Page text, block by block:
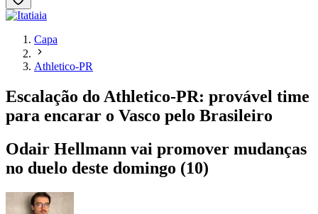
Capa
Athletico-PR
Escalação do Athletico-PR: provável time
para encarar o Vasco pelo Brasileiro
Odair Hellmann vai promover mudanças
no duelo deste domingo (10)